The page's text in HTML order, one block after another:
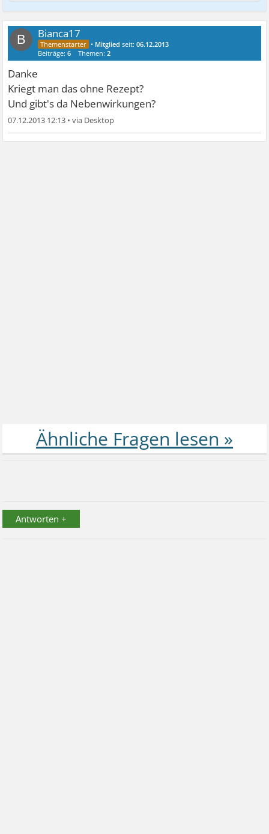
B Bianca17
• Mitglied seit:06.12.2013
Beiträge:6 Themen:2
Danke
Kriegt man das ohne Rezept?
Und gibt's da Nebenwirkungen?
07.12.2013 12:13 •
Antworten +